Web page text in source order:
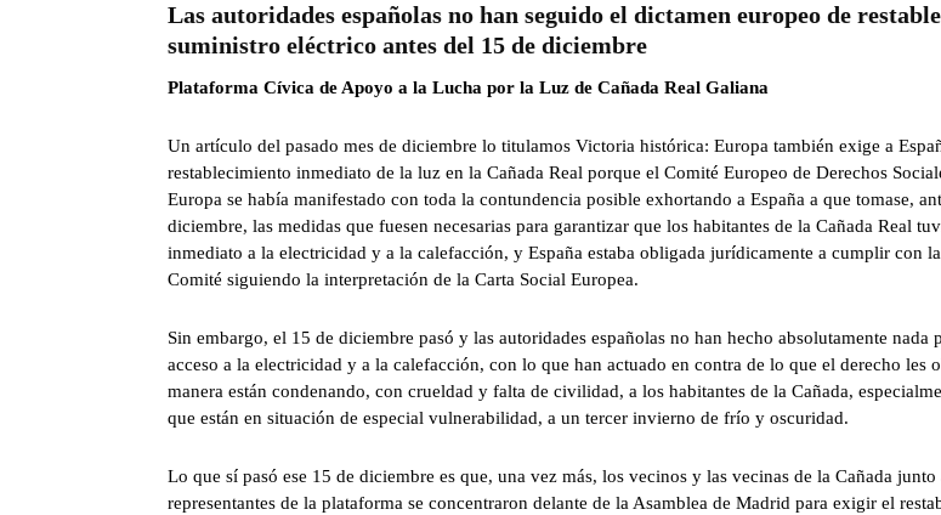
Las autoridades españolas no han seguido el dictamen europeo de
suministro eléctrico antes del 15 de diciembre
Plataforma Cívica de Apoyo a la Lucha por la Luz de Cañada Real Galiana
Un artículo del pasado mes de diciembre lo titulamos Victoria histórica: Europa también exige a
restablecimiento inmediato de la luz en la Cañada Real porque el Comité Europeo de Derechos
Europa se había manifestado con toda la contundencia posible exhortando a España a que tomase,
diciembre, las medidas que fuesen necesarias para garantizar que los habitantes de la Cañada Real
inmediato a la electricidad y a la calefacción, y España estaba obligada jurídicamente a cumplir con
Comité siguiendo la interpretación de la Carta Social Europea.
Sin embargo, el 15 de diciembre pasó y las autoridades españolas no han hecho absolutamente nada
acceso a la electricidad y a la calefacción, con lo que han actuado en contra de lo que el derecho les
manera están condenando, con crueldad y falta de civilidad, a los habitantes de la Cañada,
que están en situación de especial vulnerabilidad, a un tercer invierno de frío y oscuridad.
Lo que sí pasó ese 15 de diciembre es que, una vez más, los vecinos y las vecinas de la Cañada
representantes de la plataforma se concentraron delante de la Asamblea de Madrid para exigir el